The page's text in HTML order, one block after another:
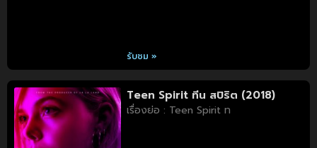
รับชม »
Teen Spirit ทีน สปิริต (2018)
เรื่องย่อ : Teen Spirit ท